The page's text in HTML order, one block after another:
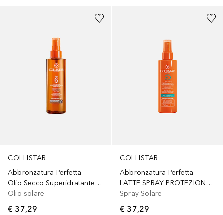
COLLISTAR
Abbronzatura Perfetta
Olio Secco Superidratante Abbronzante SPF 6
Olio solare
€ 37,29
COLLISTAR
Abbronzatura Perfetta
LATTE SPRAY PROTEZIONE ATTIVA PELLI IPERSENSIBILI SPF 50
Spray Solare
€ 37,29